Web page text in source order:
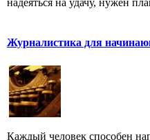
надеяться на удачу, нужен
Журналистика для
Каждый человек способен